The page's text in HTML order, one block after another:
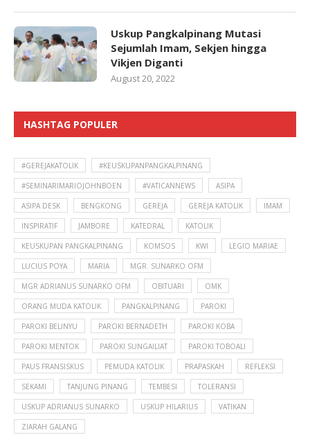
Uskup Pangkalpinang Mutasi
Sejumlah Imam, Sekjen hingga
Vikjen Diganti
August 20, 2022
HASHTAG POPULER
#GEREJAKATOLIK #KEUSKUPANPANGKALPINANG
#SEMINARIMARIOJOHNBOEN #VATICANNEWS ASIPA
ASIPA DESK BENGKONG GEREJA GEREJA KATOLIK IMAM
INSPIRATIF JAMBORE KATEDRAL KATOLIK
KEUSKUPAN PANGKALPINANG KOMSOS KWI LEGIO MARIAE
LUCIUS POYA MARIA MGR. SUNARKO OFM
MGR ADRIANUS SUNARKO OFM OBITUARI OMK
ORANG MUDA KATOLIK PANGKALPINANG PAROKI
PAROKI BELINYU PAROKI BERNADETH PAROKI KOBA
PAROKI MENTOK PAROKI SUNGAILIAT PAROKI TOBOALI
PAUS FRANSISKUS PEMUDA KATOLIK PRAPASKAH REFLEKSI
SEKAMI TANJUNG PINANG TEMBESI TOLERANSI
USKUP ADRIANUS SUNARKO USKUP HILARIUS VATIKAN
ZIARAH GALANG